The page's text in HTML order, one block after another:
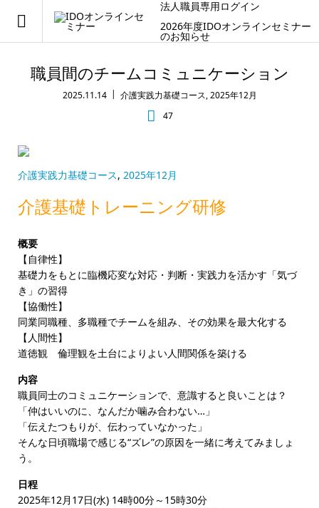
法人職員専用ログイン
2026年度IDOオンラインセミナー
のお知らせ
職員間のチームコミュニケーション
2025.11.14 介護実践力基礎コース,2025年12月
47
介護実践力基礎コース, 2025年12月
介護基礎トレーニング研修
概要
【自律性】
基礎力をもとに臨機応変な対応・判断・実践力を活かす「気づ
き」の習得
【協働性】
同業同職種、多職種でチームを組み、その効果を最大化する
【人間性】
道徳観 倫理観を土台によりよい人間関係を築ける
内容
職員同士のコミュニケーションで、意識すると良いことは？
「仲はいいのに、なんだか噛み合わない…」
「伝えたつもりが、伝わっていなかった」
そんな日頃職場で感じる“ズレ”の原因を一緒に考えてみましょ
う。
日程
2025年12月17日(水) 14時00分～15時30分